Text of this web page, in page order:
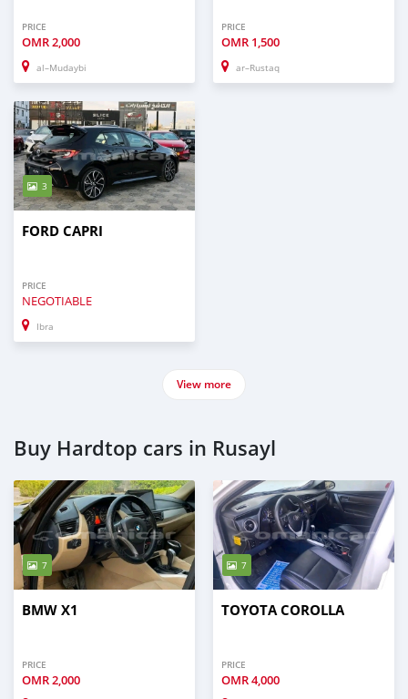
PRICE
OMR2,000
al–Mudaybi
PRICE
OMR 1,500
ar–Rustaq
3
FORD CAPRI
PRICE
NEGOTIABLE
Ibra
View more
Buy Hardtop cars in Rusayl
7
BMW X1
PRICE
OMR2,000
7
TOYOTA COROLLA
PRICE
OMR4,000